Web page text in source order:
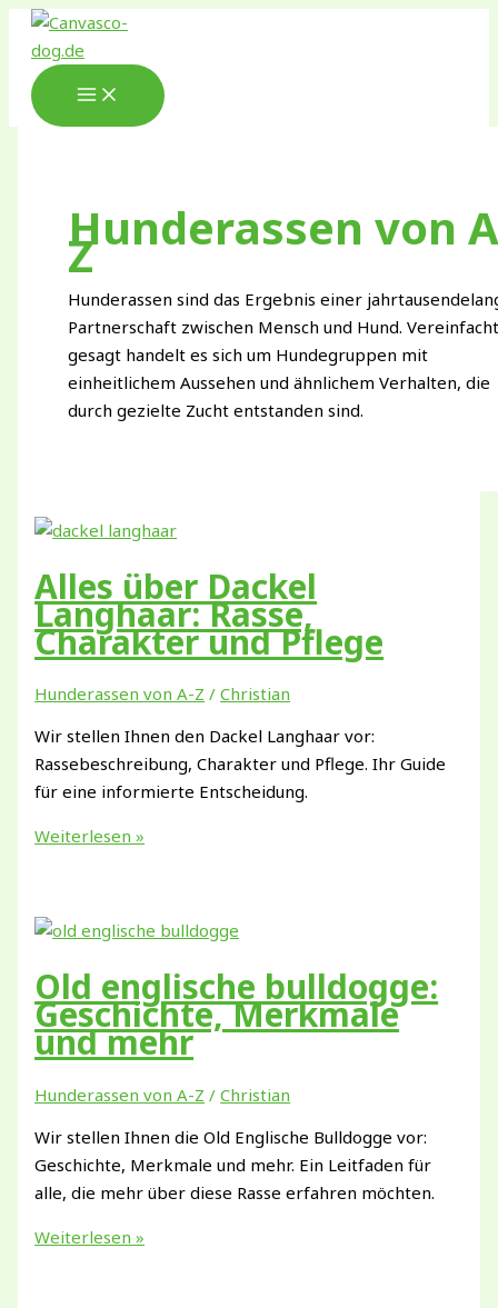
Zum
Inhalt
springen
Hunderassen von
Z
Hunderassen sind das Ergebnis einer
Partnerschaft zwischen Mensch und Hund.
gesagt handelt es sich um Hundegruppen mit
einheitlichem Aussehen und ähnlichem Verhalten, die
durch gezielte Zucht entstanden sind.
Alles über Dackel
Langhaar: Rasse,
Charakter und Pflege
Hunderassen von A-Z /Christian
Wir stellen Ihnen den Dackel Langhaar vor:
Rassebeschreibung, Charakter und Pflege. Ihr Guide
für eine informierte Entscheidung.
Alles
Langhaar:
Rasse,
Charakter
und
Pflege
Weiterlesen »
Old englische bulldogge:
Geschichte, Merkmale
und mehr
Hunderassen von A-Z /Christian
Wir stellen Ihnen die Old Englische Bulldogge vor:
Geschichte, Merkmale und mehr. Ein Leitfaden für
alle, die mehr über diese Rasse erfahren möchten.
Old
Weiterlesen »